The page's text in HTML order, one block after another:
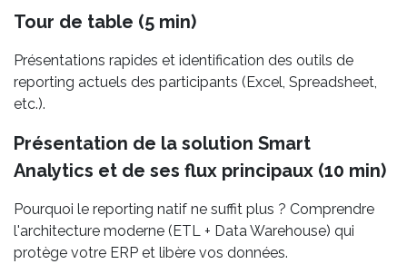
Tour de table (5 min)
Présentations rapides et identification des outils de
reporting actuels des participants (Excel, Spreadsheet,
etc.).
Présentation de la solution Smart
Analytics et de ses flux principaux (10 min)
Pourquoi le reporting natif ne suffit plus ? Comprendre
l'architecture moderne (ETL + Data Warehouse) qui
protège votre ERP et libère vos données.